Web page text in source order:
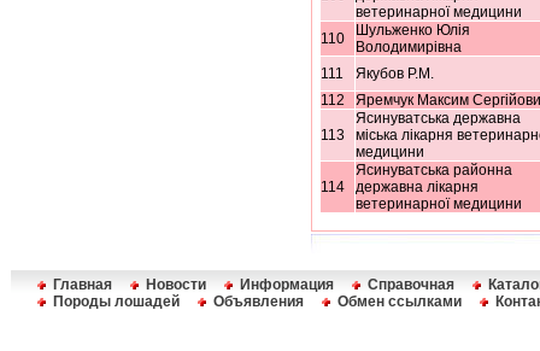
ветеринарної медицини
110
Шульженко Юлія
Володимирівна
111
Якубов Р.М.
112
Яремчук Максим
113
Ясинуватська державна
міська лікарня
медицини
114
Ясинуватська районна
державна лікарня
ветеринарної медицини
Главная Новости Информация Справочная
Породы лошадей
Объявления Обмен ссылками